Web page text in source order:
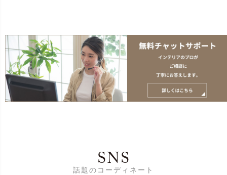
SNS
話題のコーディネート